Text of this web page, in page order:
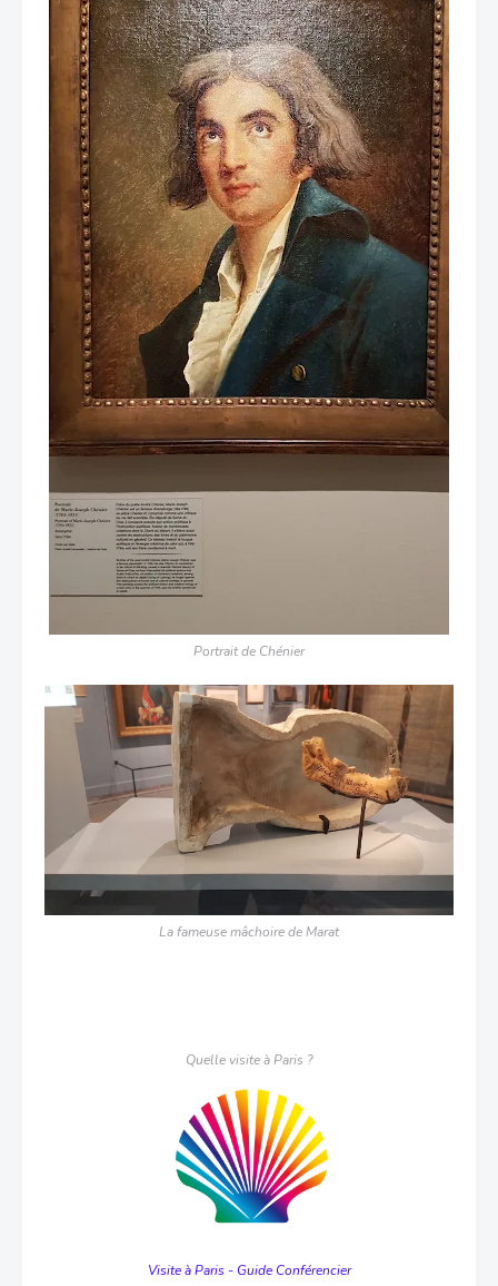
Portrait de Chénier
La fameuse mâchoire de Marat
Quelle visite à Paris ?
Visite à Paris - Guide Conférencier